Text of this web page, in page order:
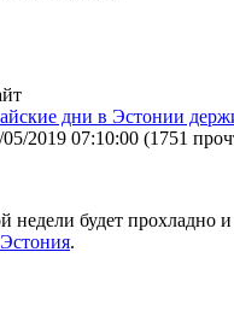
дни в Эстонии
2019 07:10:00 (1751
недели будет прохладно
.